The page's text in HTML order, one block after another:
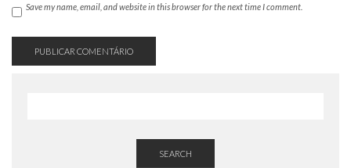
Save my name, email, and website in this browser for the next time I comment.
SEARCH